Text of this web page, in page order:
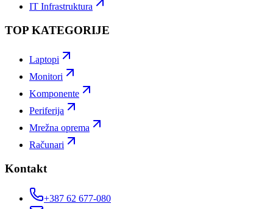
IT Infrastruktura
TOP KATEGORIJE
Laptopi
Monitori
Komponente
Periferija
Mrežna oprema
Računari
Kontakt
+387 62 677-080